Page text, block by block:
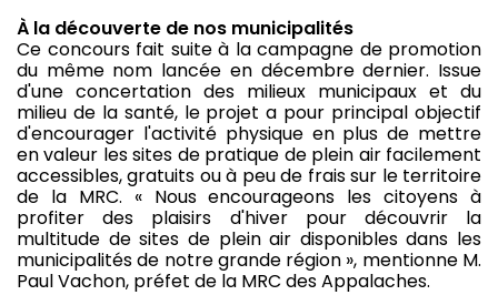
À la découverte de nos municipalités
Ce concours fait suite à la campagne de promotion
du même nom lancée en décembre dernier. Issue
d'une concertation des milieux municipaux et du
milieu de la santé, le projet a pour principal objectif
d'encourager l'activité physique en plus de mettre
en valeur les sites de pratique de plein air facilement
accessibles, gratuits ou à peu de frais sur le territoire
de la MRC. « Nous encourageons les citoyens à
profiter des plaisirs d'hiver pour découvrir la
multitude de sites de plein air disponibles dans les
municipalités de notre grande région », mentionne M.
Paul Vachon, préfet de la MRC des Appalaches.